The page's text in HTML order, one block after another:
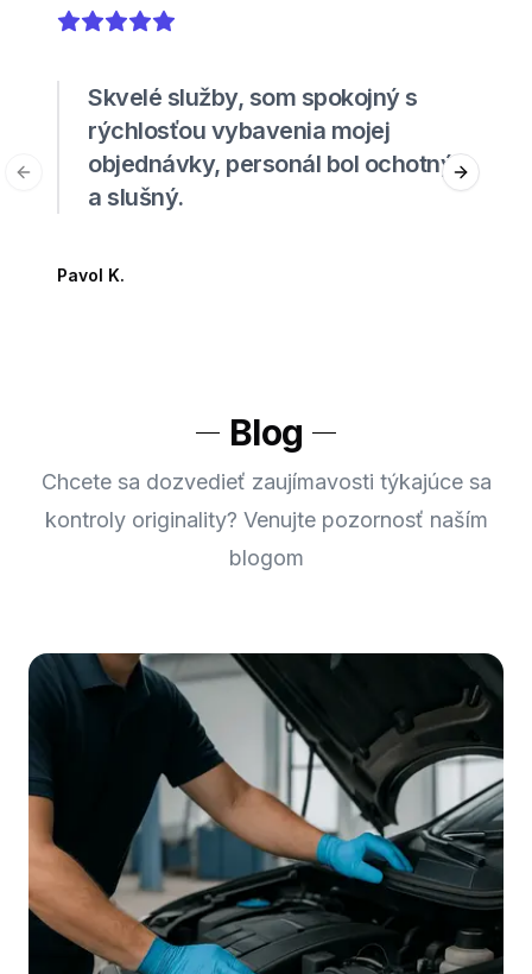
5out of 5 stars
Skvelé služby, som spokojný s
rýchlosťou vybavenia mojej
objednávky, personál bol ochotný
a slušný.
Pavol K.
Previous slide Next
Blog
Chcete sa dozvedieť zaujímavosti týkajúce sa
kontroly originality? Venujte pozornosť naším
blogom